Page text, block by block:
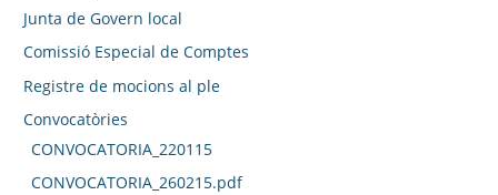
Junta de Govern local
Comissió Especial de Comptes
Registre de mocions al ple
Convocatòries
CONVOCATORIA_220115
CONVOCATORIA_260215.pdf